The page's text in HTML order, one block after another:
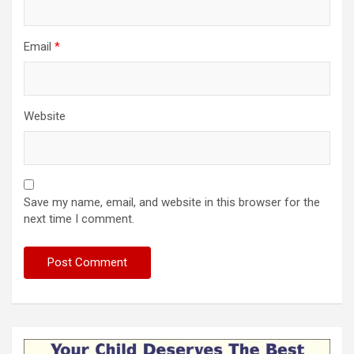
Email *
Website
Save my name, email, and website in this browser for the
next time I comment.